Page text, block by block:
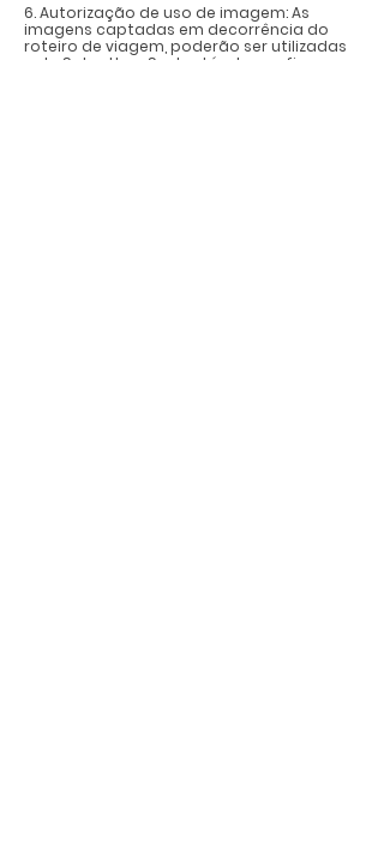
6. Autorização de uso de imagem: As
imagens captadas em decorrência do
roteiro de viagem, poderão ser utilizadas
pela SaberUsar Sustentável para fins